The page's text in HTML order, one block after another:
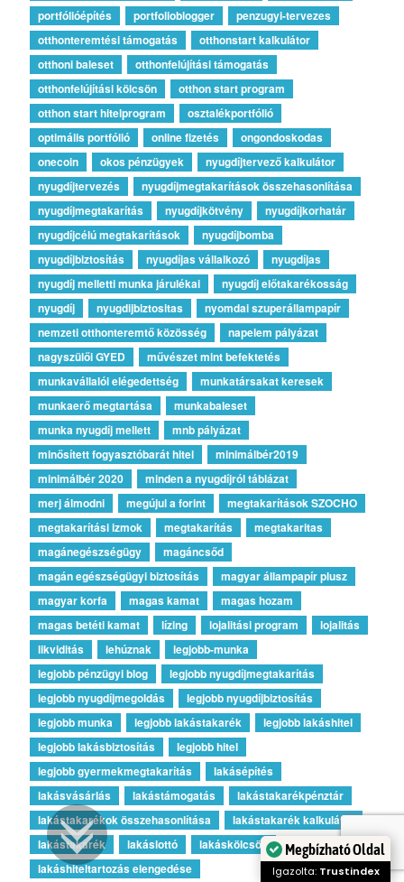
portfólióépítés
portfolioblogger
penzugyi-tervezes
otthonteremtési támogatás
otthonstart kalkulátor
otthoni baleset
otthonfelújítási támogatás
otthonfelújítási kölcsön
otthon start program
otthon start hitelprogram
osztalékportfólió
optimális portfólió
online fizetés
ongondoskodas
onecoin
okos pénzügyek
nyugdíjtervező kalkulátor
nyugdíjtervezés
nyugdíjmegtakarítások összehasonlítása
nyugdíjmegtakarítás
nyugdíjkötvény
nyugdíjkorhatár
nyugdíjcélú megtakarítások
nyugdíjbomba
nyugdíjbiztosítás
nyugdíjas vállalkozó
nyugdíjas
nyugdíj melletti munka járulékai
nyugdíj előtakarékosság
nyugdíj
nyugdijbiztositas
nyomdai szuperállampapír
nemzeti otthonteremtő közösség
napelem pályázat
nagyszülői GYED
művészet mint befektetés
munkavállalói elégedettség
munkatársakat keresek
munkaerő megtartása
munkabaleset
munka nyugdíj mellett
mnb pályázat
minősített fogyasztóbarát hitel
minimálbér2019
minimálbér 2020
minden a nyugdíjról táblázat
merj álmodni
megújul a forint
megtakarítások SZOCHO
megtakarítási izmok
megtakarítás
megtakaritas
magánegészségügy
magáncsőd
magán egészségügyi biztosítás
magyar állampapír plusz
magyar korfa
magas kamat
magas hozam
magas betéti kamat
lízing lojalitási program
lojalitás
likviditás
lehúznak
legjobb-munka
legjobb pénzügyi blog
legjobb nyugdíjmegtakarítás
legjobb nyugdíjmegoldás
legjobb nyugdíjbiztosítás
legjobb munka
legjobb lakástakarék
legjobb lakáshitel
legjobb lakásbiztosítás
legjobb hitel
legjobb gyermekmegtakarítás
lakásépítés
lakásvásárlás
lakástámogatás
lakástakarékpénztár
lakástakarékok összehasonlítása
lakástakarék kalkulátor
lakástakarék
lakáslottó
lakáskölcsön
lakáshiteltartozás elengedése
Megbízható Oldal
Igazolta: Trustindex